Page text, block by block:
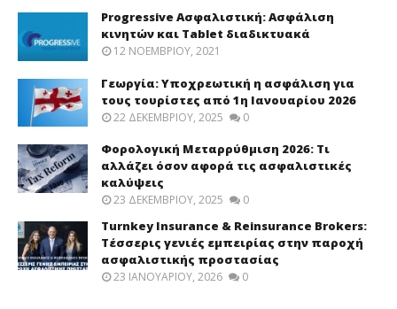
Progressive Ασφαλιστική: Ασφάλιση
κινητών και Tablet διαδικτυακά
12 ΝΟΕΜΒΡΊΟΥ, 2021
Γεωργία: Υποχρεωτική η ασφάλιση για
τους τουρίστες από 1η Ιανουαρίου 2026
22 ΔΕΚΕΜΒΡΊΟΥ, 2025 0
Φορολογική Μεταρρύθμιση 2026: Τι
αλλάζει όσον αφορά τις ασφαλιστικές
καλύψεις
23 ΔΕΚΕΜΒΡΊΟΥ, 2025 0
Turnkey Insurance & Reinsurance Brokers:
Τέσσερις γενιές εμπειρίας στην παροχή
ασφαλιστικής προστασίας
23 ΙΑΝΟΥΑΡΊΟΥ, 2026 0